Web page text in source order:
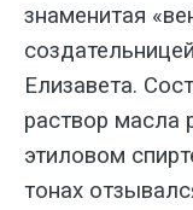
знаменитая
Елизавета.
раствор масла
этиловом
тонах